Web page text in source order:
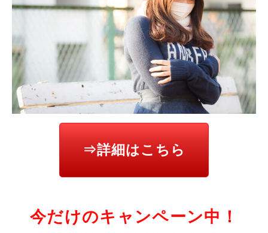
⇒詳細はこちら
今だけのキャンペーン中！